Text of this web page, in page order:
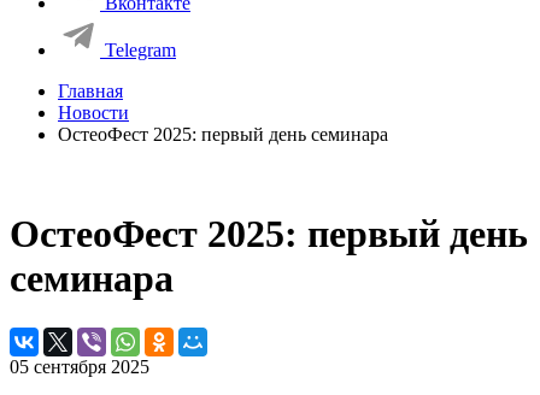
Telegram
Главная
Новости
ОстеоФест 2025: первый день семинара
ОстеоФест 2025: первый день
семинара
05 сентября 2025